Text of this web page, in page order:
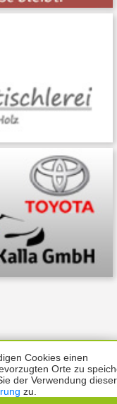
Datenschutz
Cookies einen
Orte zu
der Verwendung dieser
zu.